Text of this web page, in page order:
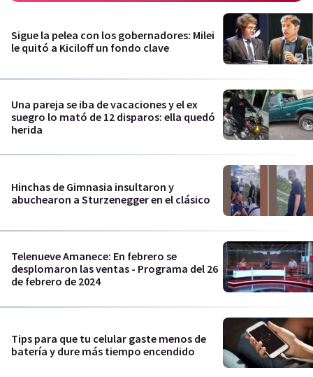
Sigue la pelea con los gobernadores: Milei
le quitó a Kiciloff un fondo clave
Una pareja se iba de vacaciones y el ex
suegro lo mató de 12 disparos: ella quedó
herida
Hinchas de Gimnasia insultaron y
abuchearon a Sturzenegger en el clásico
Telenueve Amanece: En febrero se
desplomaron las ventas - Programa del 26
de febrero de 2024
Tips para que tu celular gaste menos de
batería y dure más tiempo encendido